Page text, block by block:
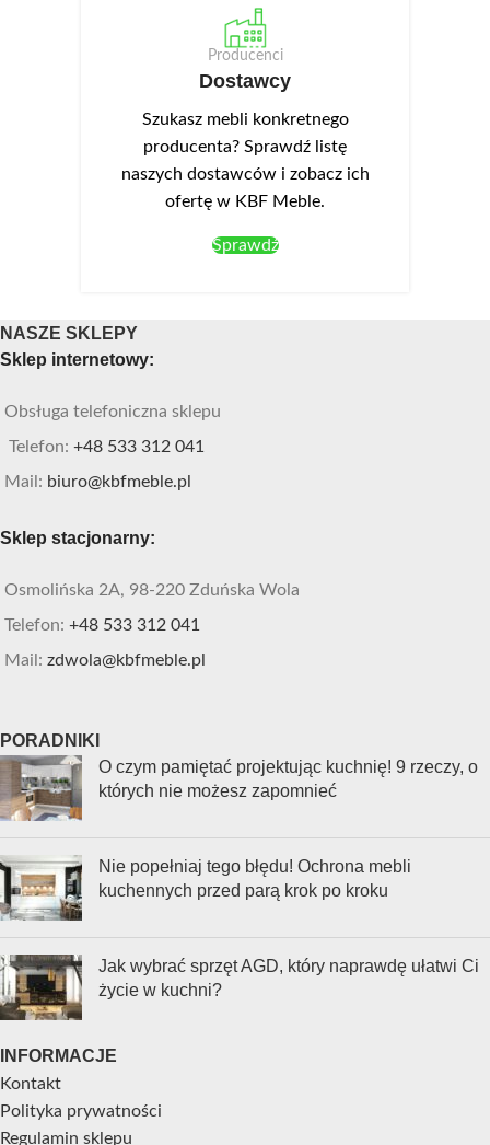
Producenci
Dostawcy
Szukasz mebli konkretnego
producenta? Sprawdź listę
naszych dostawców i zobacz ich
ofertę w KBF Meble.
Sprawdź
NASZE SKLEPY
Sklep internetowy:
Obsługa telefoniczna sklepu
Telefon: +48 533 312 041
Mail: biuro@kbfmeble.pl
Sklep stacjonarny:
Osmolińska 2A, 98-220 Zduńska Wola
Telefon: +48 533 312 041
Mail: zdwola@kbfmeble.pl
PORADNIKI
O czym pamiętać projektując kuchnię! 9 rzeczy, o
których nie możesz zapomnieć
Nie popełniaj tego błędu! Ochrona mebli
kuchennych przed parą krok po kroku
Jak wybrać sprzęt AGD, który naprawdę ułatwi Ci
życie w kuchni?
INFORMACJE
Kontakt
Polityka prywatności
Regulamin sklepu